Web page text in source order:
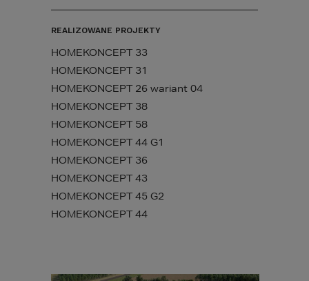
REALIZOWANE PROJEKTY
HOMEKONCEPT 33
HOMEKONCEPT 31
HOMEKONCEPT 26 wariant 04
HOMEKONCEPT 38
HOMEKONCEPT 58
HOMEKONCEPT 44 G1
HOMEKONCEPT 36
HOMEKONCEPT 43
HOMEKONCEPT 45 G2
HOMEKONCEPT 44